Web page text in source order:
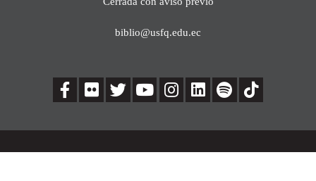
biblio@usfq.edu.ec